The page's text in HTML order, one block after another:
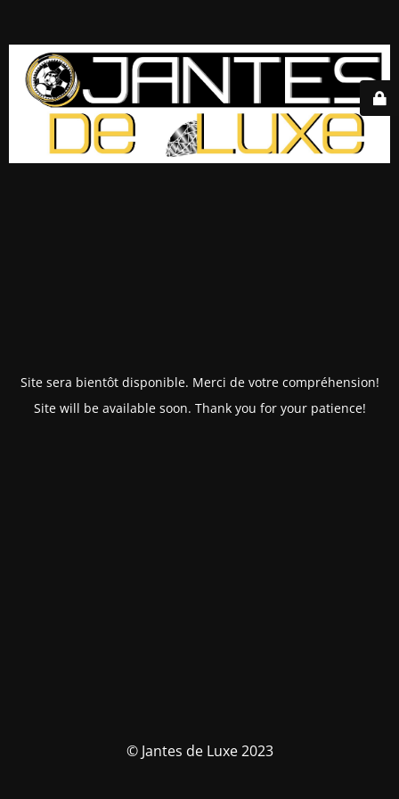
Site sera bientôt disponible. Merci de votre compréhension!
Site will be available soon. Thank you for your patience!
© Jantes de Luxe 2023